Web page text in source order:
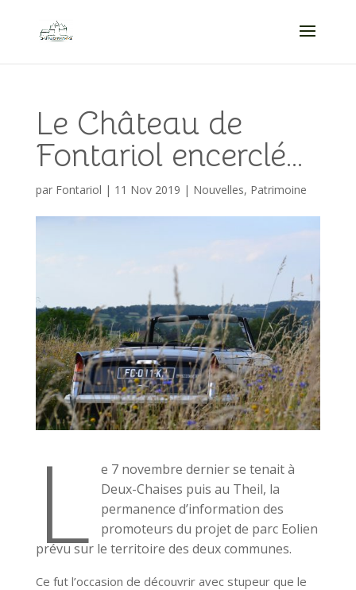
Le Château de
Fontariol encerclé…
par Fontariol | 11 Nov 2019 | Nouvelles, Patrimoine
L
e 7 novembre dernier se tenait à
Deux-Chaises puis au Theil, la
permanence d’information des
promoteurs du projet de parc Eolien
prévu sur le territoire des deux communes.
Ce fut l’occasion de découvrir avec stupeur que le